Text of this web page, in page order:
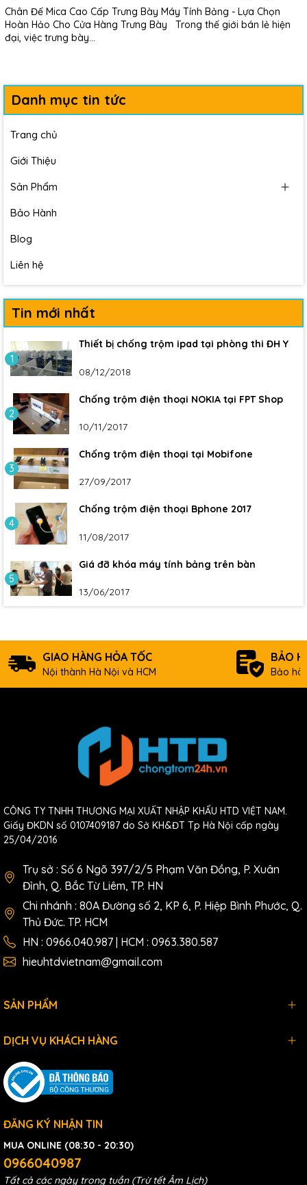
Chân Đế Mica Cao Cấp Trưng Bày Máy Tính Bảng - Lựa Chọn
Hoàn Hảo Cho Cửa Hàng Trưng Bày Trong thế giới bán lẻ hiện
đại, việc trưng bày...
Danh mục tin tức
Trang chủ
Giới Thiệu
Sản Phẩm
Bảo Hành
Blog
Liên hệ
Tin mới nhất
1
Thiết bị chống trộm ipad tại phòng thi ĐH Y
08/12/2018
2
Chống trộm điện thoại NOKIA tại FPT Shop
10/11/2017
3
Chống trộm điện thoại tại Mobifone
27/09/2017
4
Chống trộm điện thoại Bphone 2017
11/08/2017
5
Giá đỡ khóa máy tính bảng trên bàn
13/06/2017
GIAO HÀNG HỎA TỐC
Nội thành Hà Nội và HCM
BẢO
Bảo
CÔNG TY TNHH THƯƠNG MẠI XUẤT NHẬP KHẨU HTD VIỆT NAM.
Giấy ĐKDN số 0107409187 do Sở KH&ĐT Tp Hà Nội cấp ngày
25/04/2016
Trụ sở : Số 6 Ngõ 397/2/5 Phạm Văn Đồng, P. Xuân
Đỉnh, Q. Bắc Từ Liêm, TP. HN
Chi nhánh : 80A Đường số 2, KP 6, P. Hiệp Bình Phước, Q.
Thủ Đức. TP. HCM
HN : 0966.040.987 | HCM : 0963.380.587
hieuhtdvietnam@gmail.com
SẢN PHẨM
DỊCH VỤ KHÁCH HÀNG
ĐĂNG KÝ NHẬN TIN
MUA ONLINE (08:30 - 20:30)
0966040987
Tất cả các ngày trong tuần (Trừ tết Âm Lịch)